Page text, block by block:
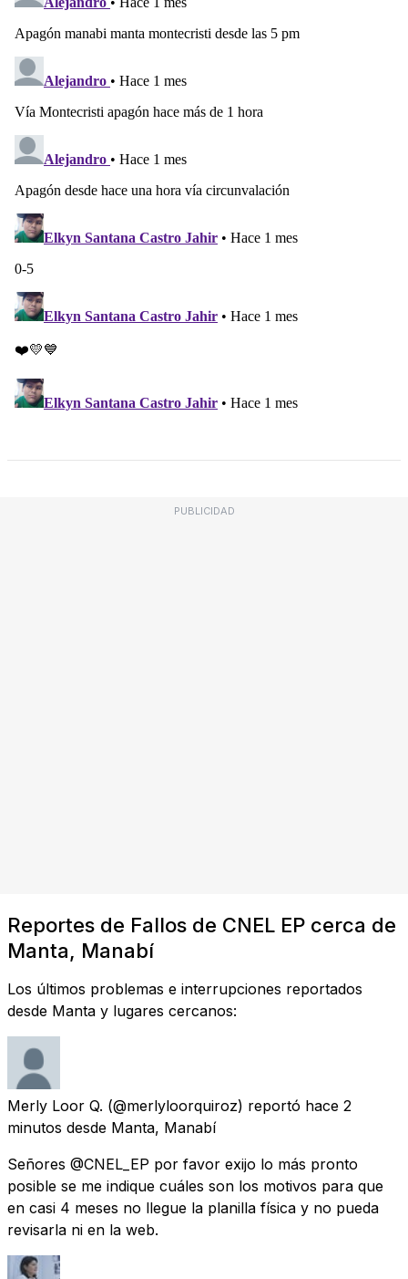
PUBLICIDAD
Reportes de Fallos de CNEL EP cerca de
Manta, Manabí
Los últimos problemas e interrupciones reportados
desde Manta y lugares cercanos:
Merly Loor Q. (@merlyloorquiroz) reportó hace 2
minutos desde Manta, Manabí
Señores @CNEL_EP por favor exijo lo más pronto
posible se me indique cuáles son los motivos para que
en casi 4 meses no llegue la planilla física y no pueda
revisarla ni en la web.